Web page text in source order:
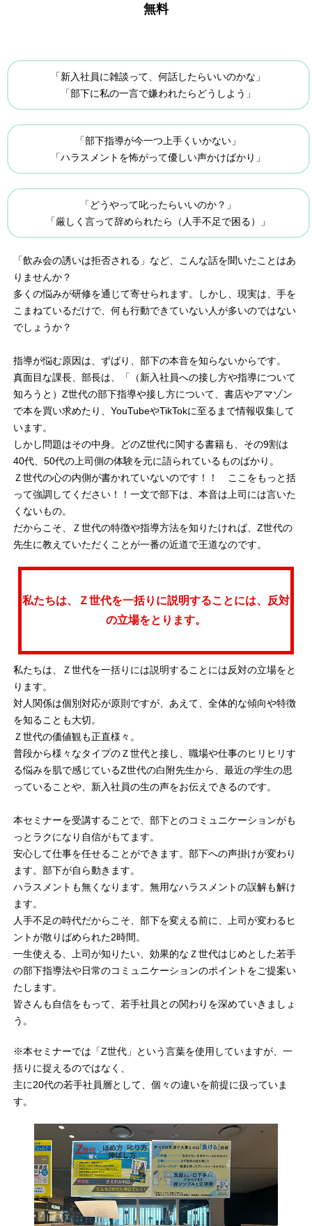
無料
「新入社員に雑談って、何話したらいいのかな」
「部下に私の一言で嫌われたらどうしよう」
「部下指導が今一つ上手くいかない」
「ハラスメントを怖がって優しい声かけばかり」
「どうやって叱ったらいいのか？」
「厳しく言って辞められたら（人手不足で困る）」
「飲み会の誘いは拒否される」など、こんな話を聞いたことはあ
りませんか？
多くの悩みが研修を通じて寄せられます。しかし、現実は、手を
こまねているだけで、何も行動できていない人が多いのではない
でしょうか？
指導が悩む原因は、ずばり、部下の本音を知らないからです。
真面目な課長、部長は、「（新入社員への接し方や指導について
知ろうと）Z世代の部下指導や接し方について、書店やアマゾン
で本を買い求めたり、YouTubeやTikTokに至るまで情報収集して
います。
しかし問題はその中身。どのZ世代に関する書籍も、その9割は
40代、50代の上司側の体験を元に語られているものばかり。
Ｚ世代の心の内側が書かれていないのです！！ ここをもっと括
って強調してください！！一文で部下は、本音は上司には言いた
くないもの。
だからこそ、Ｚ世代の特徴や指導方法を知りたければ、Z世代の
先生に教えていただくことが一番の近道で王道なのです。
私たちは、Ｚ世代を一括りに説明することには、反対
の立場をとります。
私たちは、Ｚ世代を一括りには説明することには反対の立場をと
ります。
対人関係は個別対応が原則ですが、あえて、全体的な傾向や特徴
を知ることも大切。
Ｚ世代の価値観も正直様々。
普段から様々なタイプのＺ世代と接し、職場や仕事のヒリヒリす
る悩みを肌で感じているZ世代の白附先生から、最近の学生の思
っていることや、新入社員の生の声をお伝えできるのです。
本セミナーを受講することで、部下とのコミュニケーションがも
っとラクになり自信がもてます。
安心して仕事を任せることができます。部下への声掛けが変わり
ます。部下が自ら動きます。
ハラスメントも無くなります。無用なハラスメントの誤解も解け
ます。
人手不足の時代だからこそ、部下を変える前に、上司が変わるヒ
ントが散りばめられた2時間。
一生使える、上司が知りたい、効果的なＺ世代はじめとした若手
の部下指導法や日常のコミュニケーションのポイントをご提案い
たします。
皆さんも自信をもって、若手社員との関わりを深めていきましょ
う。
※本セミナーでは「Z世代」という言葉を使用していますが、一
括りに捉えるのではなく、
主に20代の若手社員層として、個々の違いを前提に扱っていま
す。